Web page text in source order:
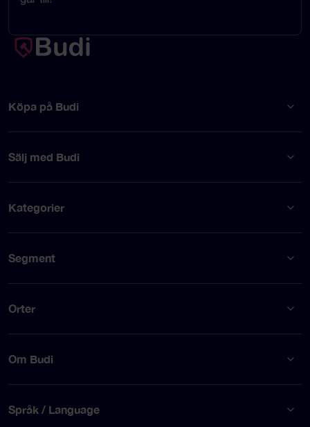
Köpa på Budi
Sälj med Budi
Kategorier
Segment
Orter
Om Budi
Språk / Language